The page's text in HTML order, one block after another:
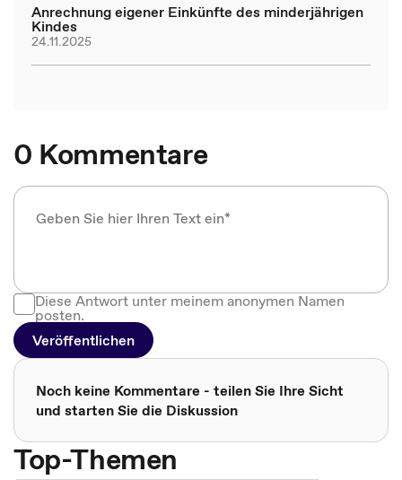
Anrechnung eigener Einkünfte des minderjährigen
Kindes
24.11.2025
0 Kommentare
Diese Antwort unter meinem anonymen Namen
posten.
Veröffentlichen
Noch keine Kommentare - teilen Sie Ihre Sicht
und starten Sie die Diskussion
Top-Themen